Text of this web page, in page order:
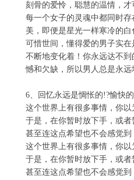
刻骨的爱怜，聪慧的温情，才
每一个女子的灵魂中都同时
美，即便是星光一样寒冷的白
可惜世间，懂得爱的男子实
不断地变化着！你永远达不
憾和欠缺，所以男人总是永远
6、回忆永远是惆怅的!?愉快
这个世界上有很多事情，你
于是，在你暂时放下手，或
甚至连这点希望也不会感觉到
这个世界上有很多事情，你
于是，在你暂时放下手，或
甚至连这点希望也不会感觉到